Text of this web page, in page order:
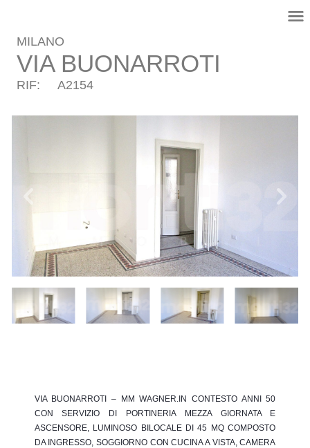
VIA BUONARROTI – MM WAGNER.IN CONTESTO ANNI 50
CON SERVIZIO DI PORTINERIA MEZZA GIORNATA E
ASCENSORE, LUMINOSO BILOCALE DI 45 MQ COMPOSTO
DA INGRESSO, SOGGIORNO CON CUCINA A VISTA, CAMERA
MILANO
VIA BUONARROTI
RIF: A2154